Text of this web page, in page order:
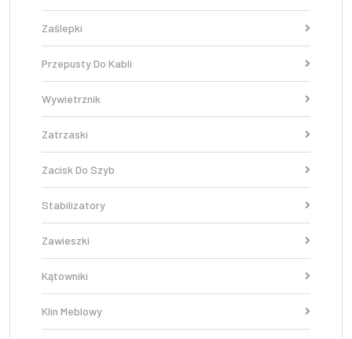
Zaślepki
Przepusty Do Kabli
Wywietrznik
Zatrzaski
Zacisk Do Szyb
Stabilizatory
Zawieszki
Kątowniki
Klin Meblowy